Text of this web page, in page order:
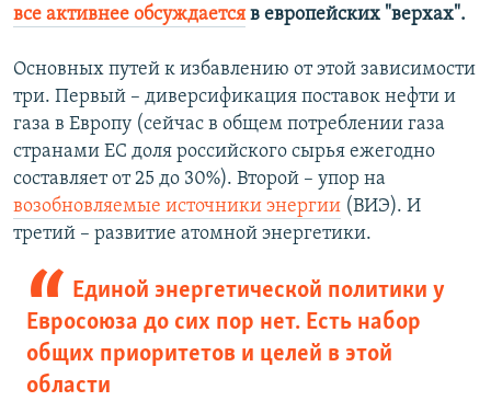
все активнее обсуждается в европейских "верхах".
Основных путей к избавлению от этой зависимости
три. Первый – диверсификация поставок нефти и
газа в Европу (сейчас в общем потреблении газа
странами ЕС доля российского сырья ежегодно
составляет от 25 до 30%). Второй – упор на
возобновляемые источники энергии (ВИЭ). И
третий – развитие атомной энергетики.
Единой энергетической политики у
Евросоюза до сих пор нет. Есть набор
общих приоритетов и целей в этой
области